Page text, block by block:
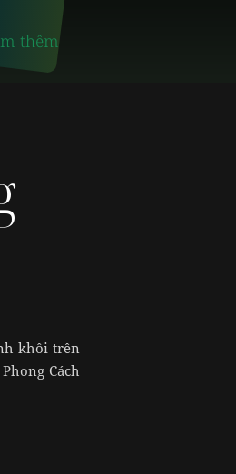
thêm
khôi trên
Cách